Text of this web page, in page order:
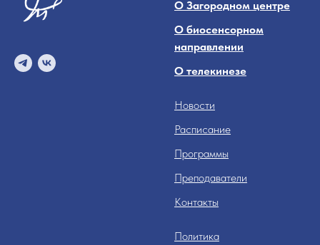
О Загородном центре
О биосенсорном
направлении
О телекинезе
Новости
Расписание
Программы
Преподаватели
Контакты
Политика